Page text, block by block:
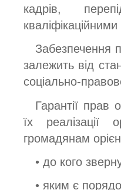
кадрів,
Забезпечення
залежить від
соціально-
Гарантії прав
їх реалізації
громадянам
• до кого
• яким є